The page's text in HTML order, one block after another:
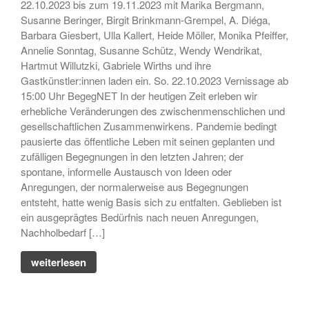
• Ausstellung zum 19. Hörder
SeHfest 2025 »TAKE ME TO
CHURCH – KUNST in der
Kirche« Malerei, Fotografie,
Installation, Objekt
• Ausstellung – »ZAUNGÄSTE«
– Grafik, Malerei, Fotografie,
Installation, Skulptur
• Ausstellung DORTMUNDER
EXPORT 2.0 – »TAKE ME TO
CHURCH« – Malerei,
Fotografie, Installation, Objekt
• Ausstellung –
»OHDUFRÖHLICHE« –
22.10.2023 bis zum 19.11.2023 mit Marika Bergmann,
Susanne Beringer, Birgit Brinkmann-Grempel, A. Diéga,
Barbara Giesbert, Ulla Kallert, Heide Möller, Monika Pfeiffer,
Annelie Sonntag, Susanne Schütz, Wendy Wendrikat,
Hartmut Willutzki, Gabriele Wirths und ihre
Gastkünstler:innen laden ein. So. 22.10.2023 Vernissage ab
15:00 Uhr BegegNET In der heutigen Zeit erleben wir
erhebliche Veränderungen des zwischenmenschlichen und
gesellschaftlichen Zusammenwirkens. Pandemie bedingt
pausierte das öffentliche Leben mit seinen geplanten und
zufälligen Begegnungen in den letzten Jahren; der
spontane, informelle Austausch von Ideen oder
Anregungen, der normalerweise aus Begegnungen
entsteht, hatte wenig Basis sich zu entfalten. Geblieben ist
ein ausgeprägtes Bedürfnis nach neuen Anregungen,
Nachholbedarf […]
weiterlesen